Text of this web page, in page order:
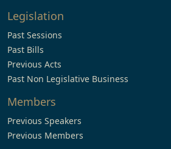
Legislation
Past Sessions
Past Bills
Previous Acts
Past Non Legislative Business
Members
Previous Speakers
Previous Members